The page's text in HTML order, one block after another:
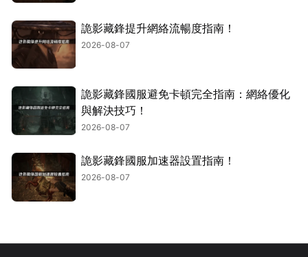
詭影藏鋒提升網絡流暢度指南！
2026-08-07
詭影藏鋒國服避免卡頓完全指南：網絡優化
與解決技巧！
2026-08-07
詭影藏鋒國服加速器設置指南！
2026-08-07